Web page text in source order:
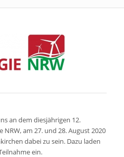
an dem diesjährigen 12.
am 27. und 28. August 2020
dabei zu sein. Dazu laden
ein.